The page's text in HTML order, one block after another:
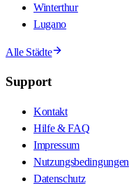
Winterthur
Lugano
Alle Städte
Support
Kontakt
Hilfe & FAQ
Impressum
Nutzungsbedingungen
Datenschutz